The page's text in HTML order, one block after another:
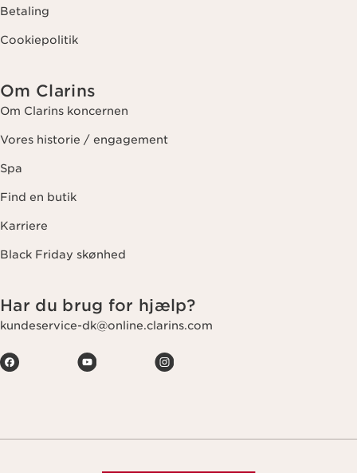
Betaling
Cookiepolitik
Om Clarins
Om Clarins koncernen
Vores historie / engagement
Spa
Find en butik
Karriere
Black Friday skønhed
Har du brug for hjælp?
kundeservice-dk@online.clarins.com